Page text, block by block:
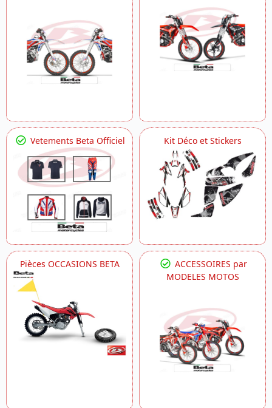
Vetements Beta Officiel Kit Déco et Stickers
Pièces OCCASIONS BETA
ACCESSOIRES par
MODELES MOTOS